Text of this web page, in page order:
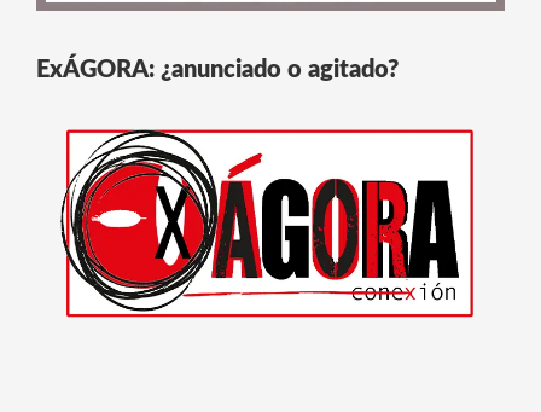
ExÁGORA: ¿anunciado o agitado?